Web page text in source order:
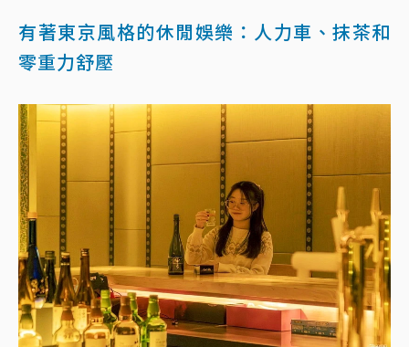
有著東京風格的休閒娛樂：人力車、抹茶和
零重力舒壓